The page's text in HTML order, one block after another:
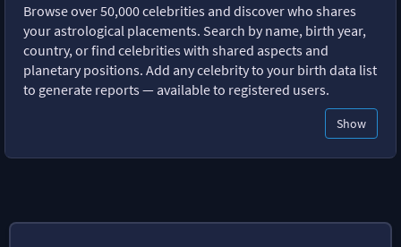
Browse over 50,000 celebrities and discover who shares
your astrological placements. Search by name, birth year,
country, or find celebrities with shared aspects and
planetary positions. Add any celebrity to your birth data list
to generate reports — available to registered users.
Show